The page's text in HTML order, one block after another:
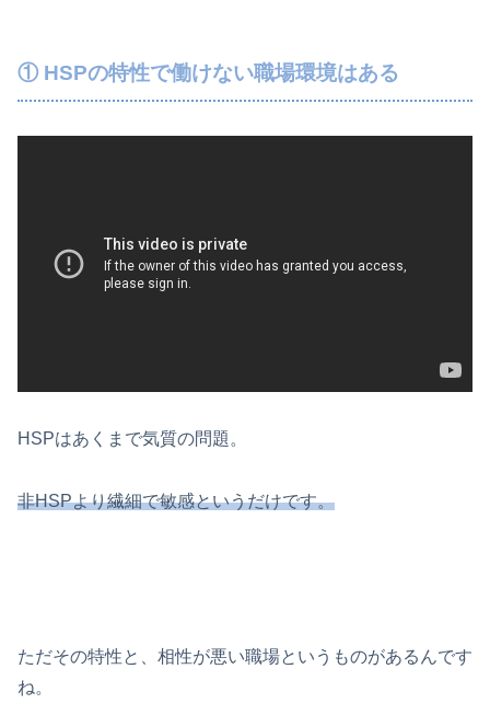
① HSPの特性で働けない職場環境はある
HSPはあくまで気質の問題。
非HSPより繊細で敏感というだけです。
ただその特性と、相性が悪い職場というものがあるんです
ね。